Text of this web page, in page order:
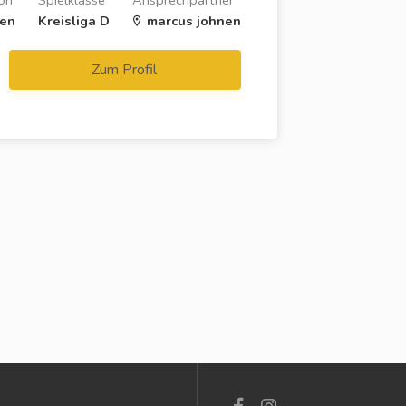
marcus johnen
Kreisliga D
Zum Profil